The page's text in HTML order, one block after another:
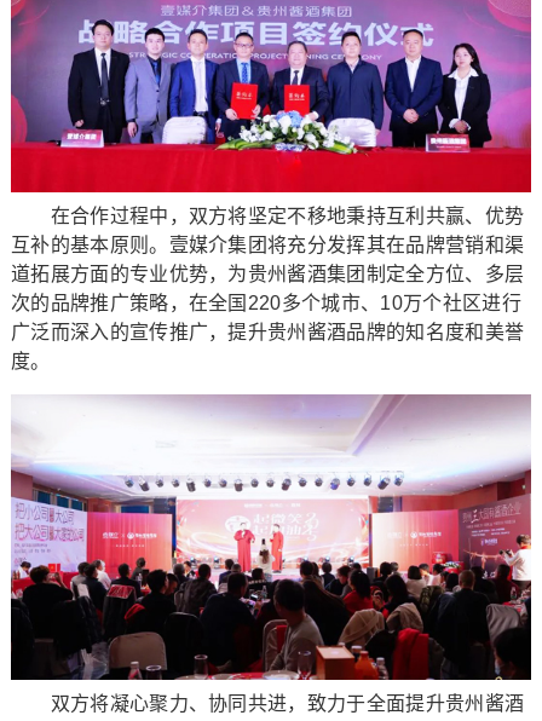
在合作过程中，双方将坚定不移地秉持互利共赢、优势
互补的基本原则。壹媒介集团将充分发挥其在品牌营销和渠
道拓展方面的专业优势，为贵州酱酒集团制定全方位、多层
次的品牌推广策略，在全国220多个城市、10万个社区进行
广泛而深入的宣传推广，提升贵州酱酒品牌的知名度和美誉
度。
双方将凝心聚力、协同共进，致力于全面提升贵州酱酒